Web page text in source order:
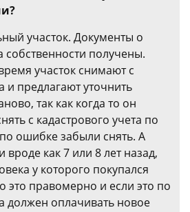
участок. Документы о
собственности получены.
участок снимают с
и предлагают уточнить
так как когда то он
с кадастрового учета по
ошибке забыли снять. А
как 7 или 8 лет назад,
у которого покупался
это правомерно и если это по
должен оплачивать новое